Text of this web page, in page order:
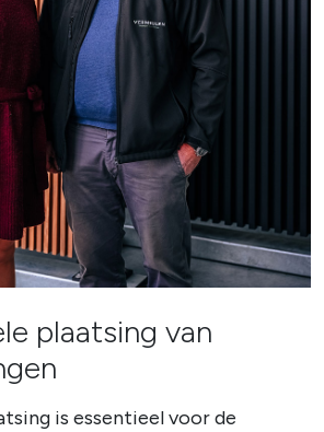
plaatsing van
is essentieel voor de